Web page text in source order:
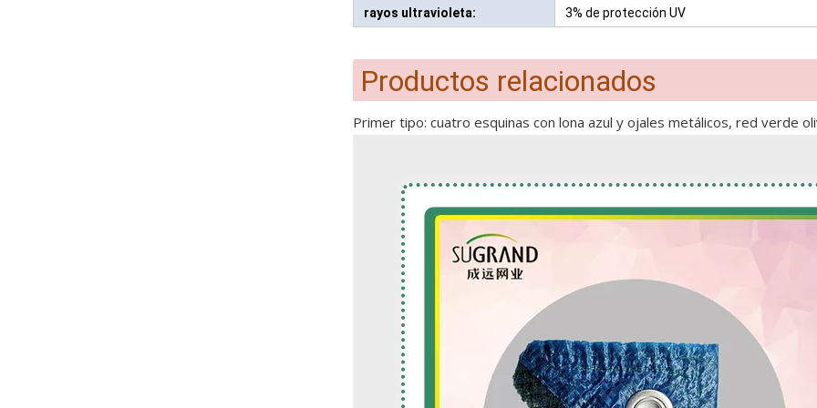
rayos ultravioleta: 3% de protección UV
Productos relacionados
Primer tipo: cuatro esquinas con lona azul y ojales metálicos, red verde